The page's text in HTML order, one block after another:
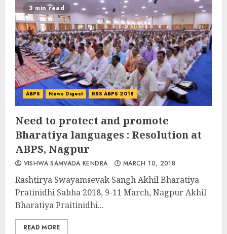
3 min read
ABPS News Digest RSS ABPS 2018
Need to protect and promote
Bharatiya languages : Resolution at
ABPS, Nagpur
VISHWA SAMVADA KENDRA MARCH 10, 2018
Rashtirya Swayamsevak Sangh Akhil Bharatiya
Pratinidhi Sabha 2018, 9-11 March, Nagpur Akhil
Bharatiya Praitinidhi...
READ MORE